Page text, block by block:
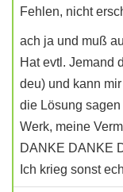
Fehlen, nicht
ach ja und muß
Hat evtl. Jemand
deu) und kann mir
die Lösung
Werk, meine
DANKE DANKE
Ich krieg sonst